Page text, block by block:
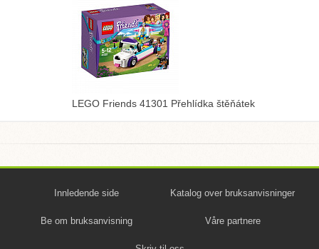
LEGO Friends 41301 Přehlídka štěňátek
Innledende side Katalog over bruksanvisninger
Be om bruksanvisning Våre partnere